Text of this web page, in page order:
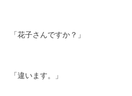
「花子さんですか？」
「違います。」